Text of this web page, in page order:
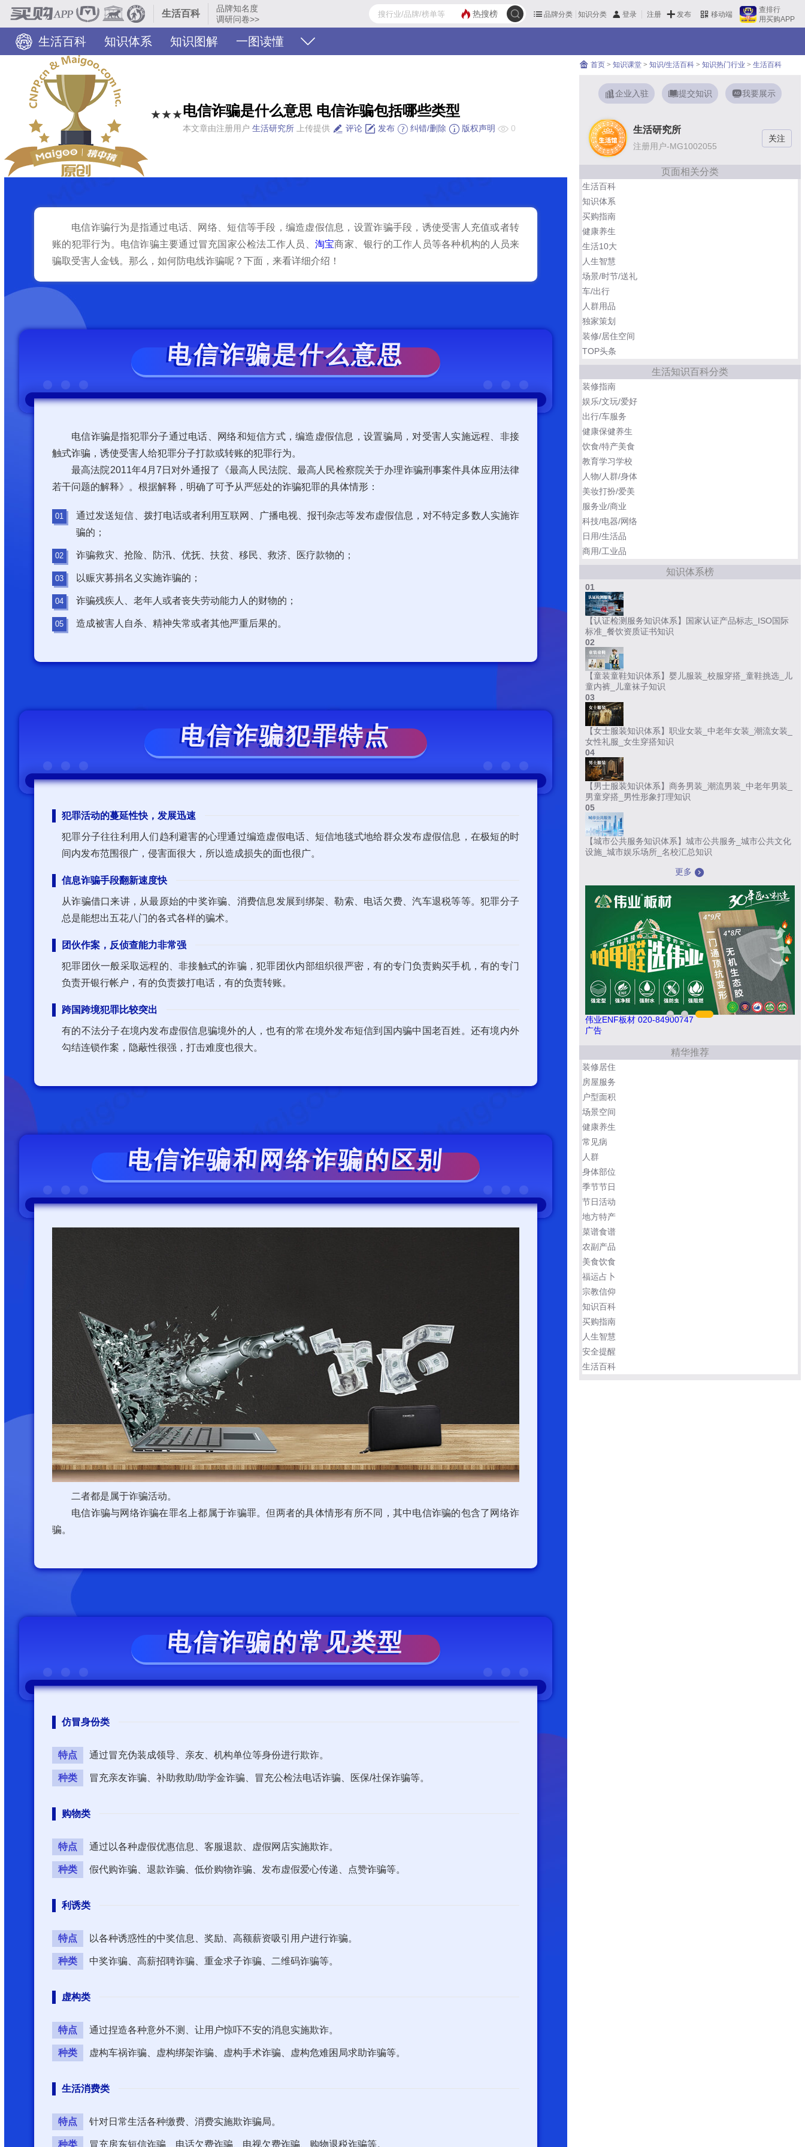
生活百科
品牌知名度
调研问卷>>
品牌分类 知识分类 登录 注册 发布 移动端
查排行
用买购APP
热搜榜
生活百科 知识体系 知识图解 一图读懂
★★★电信诈骗是什么意思 电信诈骗包括哪些类型
本文章由注册用户 生活研究所 上传提供 评论 发布 纠错/删除 版权声明 0
电信诈骗行为是指通过电话、网络、短信等手段，编造虚假信息，设置诈骗手段，诱使受害人充值或者转
账的犯罪行为。电信诈骗主要通过冒充国家公检法工作人员、 淘宝商家、银行的工作人员等各种机构的人员来
骗取受害人金钱。那么，如何防电线诈骗呢？下面，来看详细介绍！
电信诈骗是什么意思
电信诈骗是指犯罪分子通过电话、网络和短信方式，编造虚假信息，设置骗局，对受害人实施远程、非接
触式诈骗，诱使受害人给犯罪分子打款或转账的犯罪行为。
最高法院2011年4月7日对外通报了《最高人民法院、最高人民检察院关于办理诈骗刑事案件具体应用法律
若干问题的解释》。根据解释，明确了可予从严惩处的诈骗犯罪的具体情形：
通过发送短信、拨打电话或者利用互联网、广播电视、报刊杂志等发布虚假信息，对不特定多数人实施诈
骗的；
诈骗救灾、抢险、防汛、优抚、扶贫、移民、救济、医疗款物的；
以赈灾募捐名义实施诈骗的；
诈骗残疾人、老年人或者丧失劳动能力人的财物的；
造成被害人自杀、精神失常或者其他严重后果的。
电信诈骗犯罪特点
犯罪活动的蔓延性快，发展迅速
犯罪分子往往利用人们趋利避害的心理通过编造虚假电话、短信地毯式地给群众发布虚假信息，在极短的时
间内发布范围很广，侵害面很大，所以造成损失的面也很广。
信息诈骗手段翻新速度快
从诈骗借口来讲，从最原始的中奖诈骗、消费信息发展到绑架、勒索、电话欠费、汽车退税等等。犯罪分子
总是能想出五花八门的各式各样的骗术。
团伙作案，反侦查能力非常强
犯罪团伙一般采取远程的、非接触式的诈骗，犯罪团伙内部组织很严密，有的专门负责购买手机，有的专门
负责开银行帐户，有的负责拨打电话，有的负责转账。
跨国跨境犯罪比较突出
有的不法分子在境内发布虚假信息骗境外的人，也有的常在境外发布短信到国内骗中国老百姓。还有境内外
勾结连锁作案，隐蔽性很强，打击难度也很大。
电信诈骗和网络诈骗的区别
二者都是属于诈骗活动。
电信诈骗与网络诈骗在罪名上都属于诈骗罪。但两者的具体情形有所不同，其中电信诈骗的包含了网络诈
骗。
电信诈骗的常见类型
仿冒身份类
特点 通过冒充伪装成领导、亲友、机构单位等身份进行欺诈。
种类 冒充亲友诈骗、补助救助/助学金诈骗、冒充公检法电话诈骗、医保/社保诈骗等。
购物类
特点 通过以各种虚假优惠信息、客服退款、虚假网店实施欺诈。
种类 假代购诈骗、退款诈骗、低价购物诈骗、发布虚假爱心传递、点赞诈骗等。
利诱类
特点 以各种诱惑性的中奖信息、奖励、高额薪资吸引用户进行诈骗。
种类 中奖诈骗、高薪招聘诈骗、重金求子诈骗、二维码诈骗等。
虚构类
特点 通过捏造各种意外不测、让用户惊吓不安的消息实施欺诈。
种类 虚构车祸诈骗、虚构绑架诈骗、虚构手术诈骗、虚构危难困局求助诈骗等。
生活消费类
特点 针对日常生活各种缴费、消费实施欺诈骗局。
种类 冒充房东短信诈骗、电话欠费诈骗、电视欠费诈骗、购物退税诈骗等。
首页 > 知识课堂 > 知识/生活百科 > 知识热门行业 > 生活百科
企业入驻 提交知识 我要展示
生活研究所
注册用户-MG1002055
页面相关分类
生活百科
知识体系
买购指南
健康养生
生活10大
人生智慧
场景/时节/送礼
车/出行
人群用品
独家策划
装修/居住空间
TOP头条
生活知识百科分类
装修指南
娱乐/文玩/爱好
出行/车服务
健康保健养生
饮食/特产美食
教育学习学校
人物/人群/身体
美妆打扮/爱美
服务业/商业
科技/电器/网络
日用/生活品
商用/工业品
知识体系榜
01
【认证检测服务知识体系】国家认证产品标志_ISO国际
标准_餐饮资质证书知识
02
【童装童鞋知识体系】婴儿服装_校服穿搭_童鞋挑选_儿
童内裤_儿童袜子知识
03
【女士服装知识体系】职业女装_中老年女装_潮流女装_
女性礼服_女生穿搭知识
04
【男士服装知识体系】商务男装_潮流男装_中老年男装_
男童穿搭_男性形象打理知识
05
【城市公共服务知识体系】城市公共服务_城市公共文化
设施_城市娱乐场所_名校汇总知识
更多
伟业ENF板材 020-84900747
广告
精华推荐
装修居住
房屋服务
户型面积
场景空间
健康养生
常见病
人群
身体部位
季节节日
节日活动
地方特产
菜谱食谱
农副产品
美食饮食
福运占卜
宗教信仰
知识百科
买购指南
人生智慧
安全提醒
生活百科